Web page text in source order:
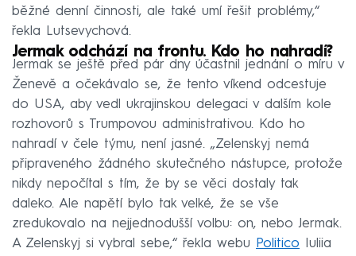
běžné denní činnosti, ale také umí řešit problémy,“
řekla Lutsevychová.
Jermak odchází na frontu. Kdo ho nahradí?
Jermak se ještě před pár dny účastnil jednání o míru v
Ženevě a očekávalo se, že tento víkend odcestuje
do USA, aby vedl ukrajinskou delegaci v dalším kole
rozhovorů s Trumpovou administrativou. Kdo ho
nahradí v čele týmu, není jasné. „Zelenskyj nemá
připraveného žádného skutečného nástupce, protože
nikdy nepočítal s tím, že by se věci dostaly tak
daleko. Ale napětí bylo tak velké, že se vše
zredukovalo na nejjednodušší volbu: on, nebo Jermak.
A Zelenskyj si vybral sebe,“ řekla webu
Politico Iuliia